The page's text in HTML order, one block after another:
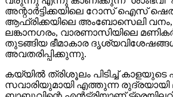
അന്റാര്‍ട്ടിക്കയിലെ റോസ് ഐസ്
ആഫ്രിക്കയിലെ അംബോസെലി വനം,
ലങ്കാനഗരം, വാരണാസിയിലെ
തുടങ്ങിയ ഭീമാകാര
അവതരിപ്പിക്കുന്നു.
കയ്യില്‍ ത്രിശൂലം പിടിച്ച്
സവാരിയുമായി എത്തുന്ന